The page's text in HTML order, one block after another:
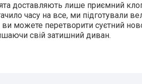
доставляють лише приємний
часу на все, ми підготували
можете перетворити суєтний
свій затишний диван.